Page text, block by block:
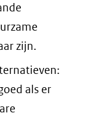
zijn.
als er